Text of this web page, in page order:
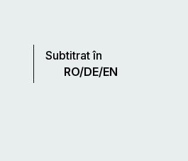
Subtitrat în
RO/DE/EN